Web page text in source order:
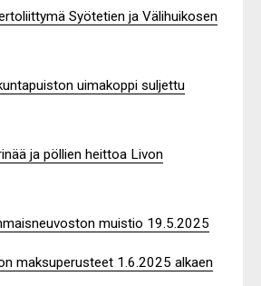
Syötetien ja Välihuikosen
uimakoppi suljettu
ja pöllien heittoa Livon
muistio 19.5.2025
maksuperusteet 1.6.2025 alkaen